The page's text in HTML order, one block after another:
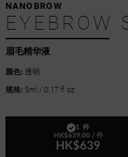
眉毛精华液
NANOBROW
EYEBROW
颜色:透明
规格: 5ml / 0.17 fl oz
1 件
HK$639.00/ 件
HK$639